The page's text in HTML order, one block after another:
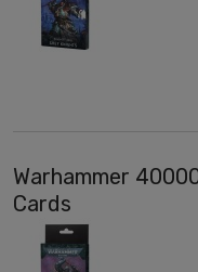
Warhammer
Cards